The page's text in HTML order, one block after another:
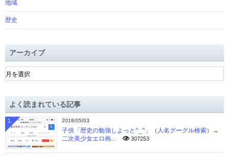
地域
歴史
アーカイブ
ア
ー
ブよく読まれている記事
2018/05/03
子供「歴史の勉強しよっと^_^」（人名グーグル検索）→
二次美少女エロ画...
307253
1